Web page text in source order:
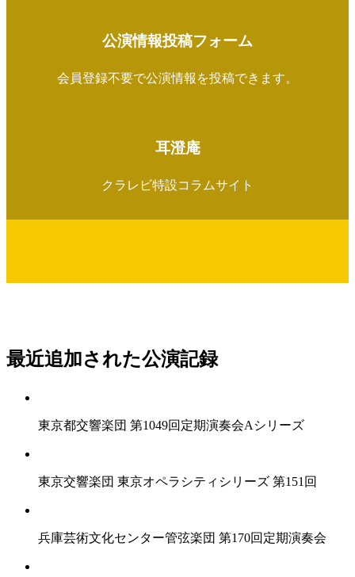
公演情報投稿フォーム
会員登録不要で公演情報を投稿できます。
耳澄庵
クラレビ特設コラムサイト
最近追加された公演記録
東京都交響楽団 第1049回定期演奏会Aシリーズ
東京交響楽団 東京オペラシティシリーズ 第151回
兵庫芸術文化センター管弦楽団 第170回定期演奏会